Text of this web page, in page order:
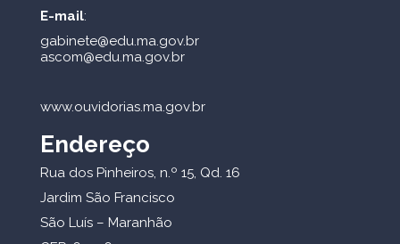
E-mail:
gabinete@edu.ma.gov.br
ascom@edu.ma.gov.br
www.ouvidorias.ma.gov.br
Endereço
Rua dos Pinheiros, n.º 15, Qd. 16
Jardim São Francisco
São Luís – Maranhão